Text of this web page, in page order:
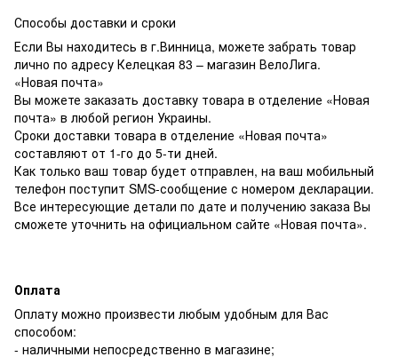
Способы доставки и сроки
Если Вы находитесь в г.Винница, можете забрать товар
лично по адресу Келецкая 83 – магазин ВелоЛига.
«Новая почта»
Вы можете заказать доставку товара в отделение «Новая
почта» в любой регион Украины.
Сроки доставки товара в отделение «Новая почта»
составляют от 1-го до 5-ти дней.
Как только ваш товар будет отправлен, на ваш мобильный
телефон поступит SMS-сообщение с номером декларации.
Все интересующие детали по дате и получению заказа Вы
сможете уточнить на официальном сайте «Новая почта».
Оплата
Оплату можно произвести любым удобным для Вас
способом:
- наличными непосредственно в магазине;